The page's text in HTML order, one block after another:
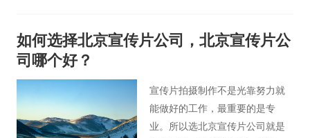
如何选择北京宣传片公司，北京宣传片公
司哪个好？
宣传片拍摄制作不是光靠努力就
能做好的工作，最重要的是专
业。所以选北京宣传片公司就是